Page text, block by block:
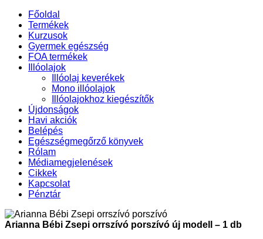
Főoldal
Termékek
Kurzusok
Gyermek egészség
FOA termékek
Illóolajok
Illóolaj keverékek
Mono illóolajok
Illóolajokhoz kiegészítők
Újdonságok
Havi akciók
Belépés
Egészségmegőrző könyvek
Rólam
Médiamegjelenések
Cikkek
Kapcsolat
Pénztár
Arianna Bébi Zsepi orrszívó porszívó új modell – 1 db